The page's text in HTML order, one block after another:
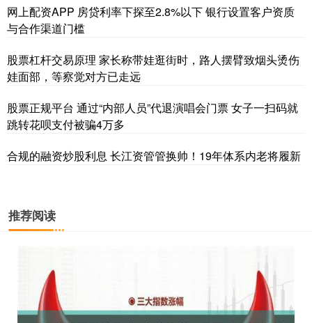
网上配资APP 房贷利率下探至2.8%以下 银行设置客户资质
与合作渠道门槛
股票杠杆交易原理 家长称带娃逛街时，路人摆臂致烟头烫伤
娃面部，等察觉对方已走远
股票正规平台 通过“内部人员”代退演唱会门票 女子一扫码就
跳转花呗支付被骗4万多
合规的融资炒股利息 长江资管管换帅！19年体系内老将履新
推荐阅读